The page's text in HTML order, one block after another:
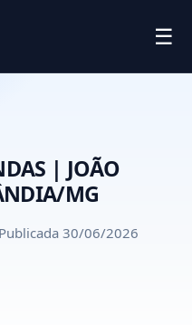
☰
| JOÃO
MG
Publicada 30/06/2026